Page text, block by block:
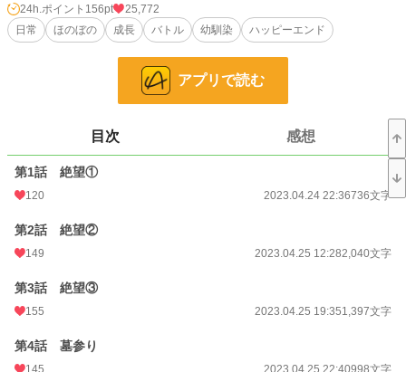
たが生還してみると死亡扱いにされていた。
許嫁は既に結婚しており、ルークは絶望の只中に。
上官の陰謀だと知ったルークは激怒し、殴ってしまう。
言い訳をする気もなかったため、全ての功績を抹消され、貰えるはずだった年金
絶望の中、偶然助けた子が許嫁の娘で、
「ルーク、あなたに惚れたわ。今すぐあたしと結婚しなさい！」
何故か求婚されることに。
困りながらも巻き込まれる騒動を通じて
こちらは他のウェブ小説にも投稿しております。
24h.ポイント 156pt
25,772
日常
ほのぼの 成長 バトル 幼馴染 ハッピーエンド
アプリで読む
目次 感想
第1話 絶望①
120 2023.04.24 22:36736文字
第2話 絶望②
149 2023.04.25 12:282,040文字
第3話 絶望③
155 2023.04.25 19:351,397文字
第4話 墓参り
145 2023.04.25 22:40998文字